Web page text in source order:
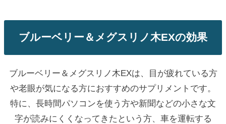
ブルーベリー＆メグスリノ木EXの効果
ブルーベリー＆メグスリノ木EXは、目が疲れている方
や老眼が気になる方におすすめのサプリメントです。
特に、長時間パソコンを使う方や新聞などの小さな文
字が読みにくくなってきたという方、車を運転する